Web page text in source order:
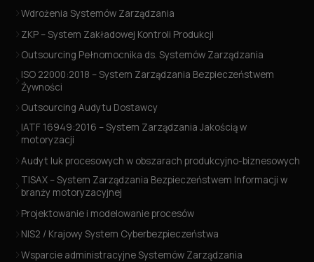
Wdrożenia Systemów Zarządzania
ZKP – System Zakładowej Kontroli Produkcji
Outsourcing Pełnomocnika ds. Systemów Zarządzania
ISO 22000:2018 – System Zarządzania Bezpieczeństwem
Żywności
Outsourcing Audytu Dostawcy
IATF 16949:2016 – System Zarządzania Jakością w
motoryzacji
Audyt luk procesowych w obszarach produkcyjno-biznesowych
TISAX – System Zarządzania Bezpieczeństwem Informacji w
branży motoryzacyjnej
Projektowanie i modelowanie procesów
NIS2 / Krajowy System Cyberbezpieczeństwa
Wsparcie administracyjne Systemów Zarządzania